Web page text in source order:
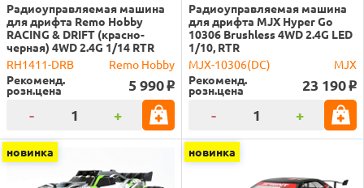
Радиоуправляемая машина
для дрифта Remo Hobby
RACING & DRIFT (красно-
черная) 4WD 2.4G 1/14 RTR
RH1411-DRB
Remo Hobby
Рекоменд.
розн.цена 5 990 o
- +
Радиоуправляемая машина
для дрифта MJX Hyper Go
10306 Brushless 4WD 2.4G LED
1/10, RTR
MJX-10306(DC)
MJX
Рекоменд.
розн.цена 23 190 o
- +
новинка новинка